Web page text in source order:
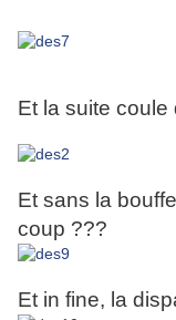
Et la suite coule
Et sans la
coup ???
Et in fine, la